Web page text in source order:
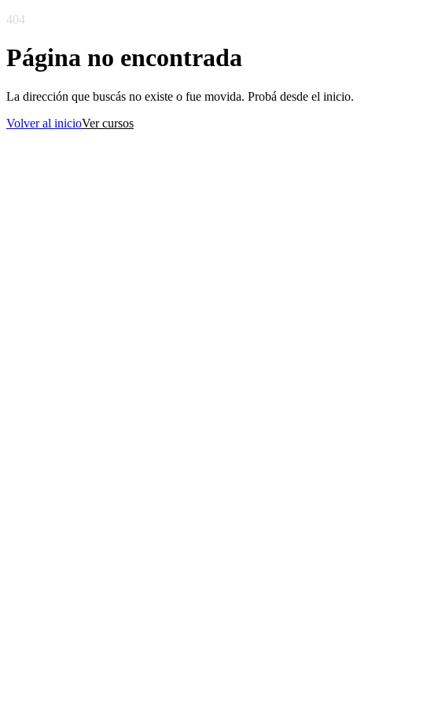
404
Página no encontrada
La dirección que buscás no existe o fue movida. Probá desde el inicio.
Volver al inicioVer cursos